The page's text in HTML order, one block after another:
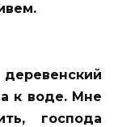
к воде. Мне
господа